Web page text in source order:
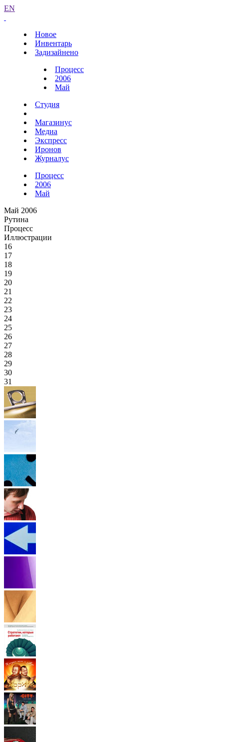
EN
Новое
Инвентарь
Задизайнено
Процесс
2006
Май
Студия
Магазинус
Медиа
Экспресс
Иронов
Журналус
Процесс
2006
Май
Май 2006
Рутина
Процесс
Иллюстрации
16
17
18
19
20
21
22
23
24
25
26
27
28
29
30
31